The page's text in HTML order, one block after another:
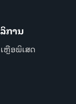
ການ
ຫຼືອພິເສດ